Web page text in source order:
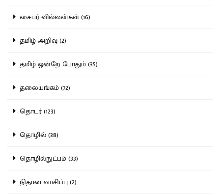
சைபர் வில்லன்கள் (16)
தமிழ் அறிவு (2)
தமிழ் ஒன்றே போதும் (35)
தலையங்கம் (72)
தொடர் (123)
தொழில் (38)
தொழில்நுட்பம் (33)
நிதான வாசிப்பு (2)